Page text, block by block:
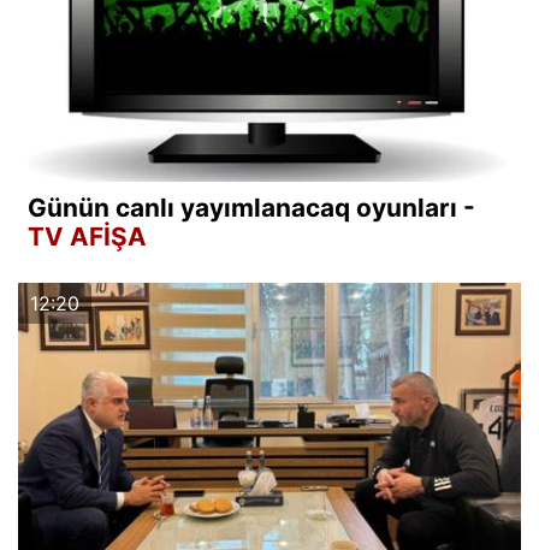
Günün canlı yayımlanacaq oyunları -
TV AFİŞA
12:20